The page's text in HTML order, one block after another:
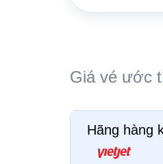
Giá vé ước
Hãng hàng